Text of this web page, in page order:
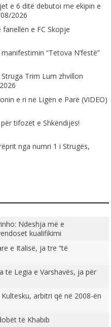
e 6 ditë debutoi me ekipin e
2026
fanellën e FC Skopje
“Tetova N’festë”
Trim Lum zhvillon
e ri në Ligën e Parë (VIDEO)
tifozët e Shkëndijës!
nga numri 1 i Strugës,
Ndeshja më e
kualifikimi
e Italisë, ja tre “të
te Legia e Varshavës, ja për
arbitri që në 2008-ën
të Khabib